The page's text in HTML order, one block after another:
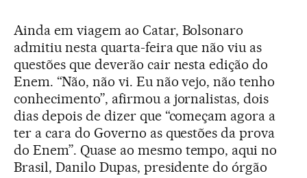
Ainda em viagem ao Catar, Bolsonaro
admitiu nesta quarta-feira que não viu as
questões que deverão cair nesta edição do
Enem. “Não, não vi. Eu não vejo, não tenho
conhecimento”, afirmou a jornalistas, dois
dias depois de dizer que “começam agora a
ter a cara do Governo as questões da prova
do Enem”. Quase ao mesmo tempo, aqui no
Brasil, Danilo Dupas, presidente do órgão